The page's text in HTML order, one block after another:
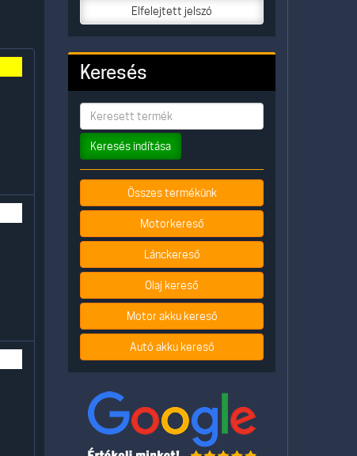
Elfelejtett jelszó
Keresés
Keresés indítása
Összes termékünk
Motorkereső
Lánckereső
Olaj kereső
Motor akku kereső
Autó akku kereső